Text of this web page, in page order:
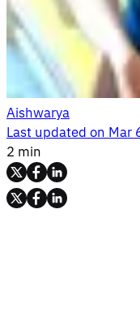
Aishwarya
Last updated onMar
2 min